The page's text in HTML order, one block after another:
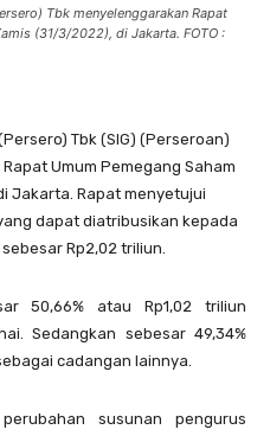
Tbk menyelenggarakan Rapat
(31/3/2022), di Jakarta. FOTO :
Tbk (SIG) (Perseroan)
Umum Pemegang Saham
Jakarta. Rapat menyetujui
dapat diatribusikan kepada
Rp2,02 triliun.
50,66% atau Rp1,02 triliun
Sedangkan sebesar 49,34%
cadangan lainnya.
susunan pengurus